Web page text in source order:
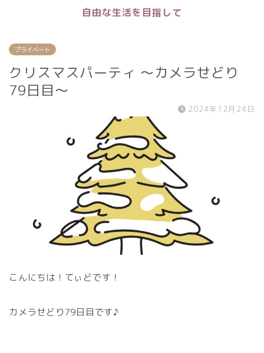
自由な生活を目指して
プライベート
クリスマスパーティ 〜カメラせどり
79日目〜
2024年12月24日
こんにちは！てぃどです！
カメラせどり79日目です♪